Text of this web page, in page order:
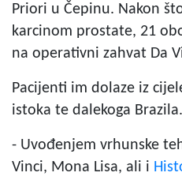
Priori u Čepinu. Nakon
karcinom prostate, 21
na operativni zahvat Da
Pacijenti im dolaze iz
istoka te dalekoga Brazila.
- Uvođenjem vrhunske
Vinci, Mona Lisa, ali i